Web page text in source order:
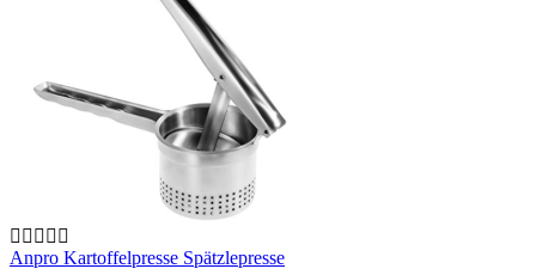
Anpro Kartoffelpresse Spätzlepresse